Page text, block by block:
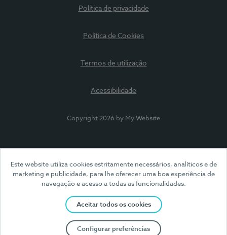
Este website utiliza cookies estritamente necessários, analíticos e de
marketing e publicidade, para lhe oferecer uma boa experiência de
navegação e acesso a todas as funcionalidades.
Aceitar todos os cookies
Configurar preferências
Política de privacidade
Política de Cookies
Termos de utilização
Acessibilidade
Copyright 2026 by My Website